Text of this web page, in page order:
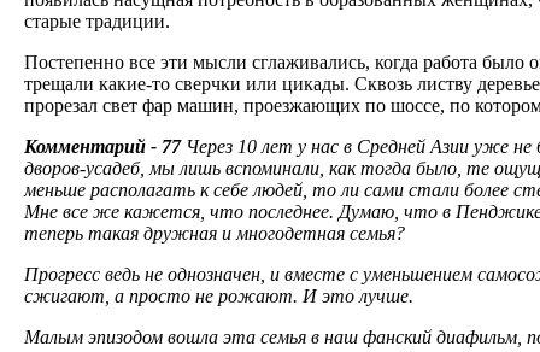
старые традиции.
Постепенно все эти мысли сглаживались, когда работа
трещали какие-то сверчки или цикады. Сквозь листву
прорезал свет фap машин, проезжающих по шоссе, по
Комментарий - 77Через 10 лет у нас в Средней Азии уже не
дворов-усадеб, мы лишь вспоминали, как тогда было, те
меньше располагать к себе людей, то ли сами стали
Мне все же кажется, что последнее. Думаю, что в
теперь такая дружная и многодетная семья?
Прогресс ведь не однозначен, и вместе с уменьшением
сжигают, а просто не рожают. И это лучше.
Малым эпизодом вошла эта семья в наш фанский диафильм,